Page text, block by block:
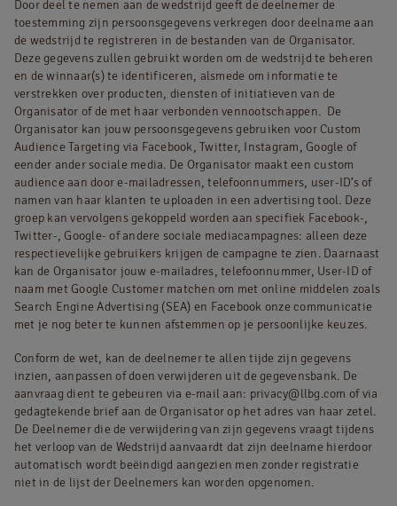
Door deel te nemen aan de wedstrijd geeft de deelnemer de
toestemming zijn persoonsgegevens verkregen door deelname aan
de wedstrijd te registreren in de bestanden van de Organisator.
Deze gegevens zullen gebruikt worden om de wedstrijd te beheren
en de winnaar(s) te identificeren, alsmede om informatie te
verstrekken over producten, diensten of initiatieven van de
Organisator of de met haar verbonden vennootschappen. De
Organisator kan jouw persoonsgegevens gebruiken voor Custom
Audience Targeting via Facebook, Twitter, Instagram, Google of
eender ander sociale media. De Organisator maakt een custom
audience aan door e-mailadressen, telefoonnummers, user-ID’s of
namen van haar klanten te uploaden in een advertising tool. Deze
groep kan vervolgens gekoppeld worden aan specifiek Facebook-,
Twitter-, Google- of andere sociale mediacampagnes: alleen deze
respectievelijke gebruikers krijgen de campagne te zien. Daarnaast
kan de Organisator jouw e-mailadres, telefoonnummer, User-ID of
naam met Google Customer matchen om met online middelen zoals
Search Engine Advertising (SEA) en Facebook onze communicatie
met je nog beter te kunnen afstemmen op je persoonlijke keuzes.
Conform de wet, kan de deelnemer te allen tijde zijn gegevens
inzien, aanpassen of doen verwijderen uit de gegevensbank. De
aanvraag dient te gebeuren via e-mail aan: privacy@llbg.com of via
gedagtekende brief aan de Organisator op het adres van haar zetel.
De Deelnemer die de verwijdering van zijn gegevens vraagt tijdens
het verloop van de Wedstrijd aanvaardt dat zijn deelname hierdoor
automatisch wordt beëindigd aangezien men zonder registratie
niet in de lijst der Deelnemers kan worden opgenomen.